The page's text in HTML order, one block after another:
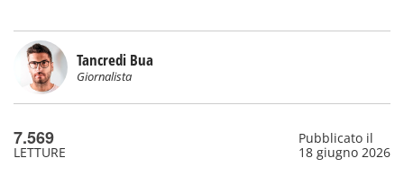
Tancredi Bua
Giornalista
7.569
LETTURE
Pubblicato il
18 giugno 2026